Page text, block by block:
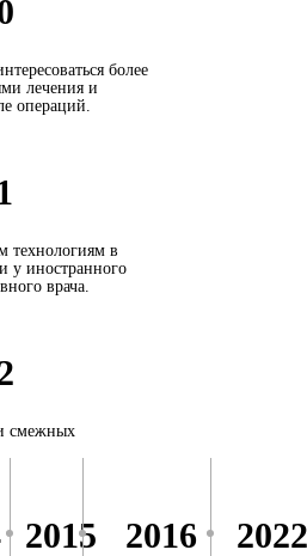
более
лечения и
операций.
технологиям в
у иностранного
врача.
смежных
2015 2016 2022